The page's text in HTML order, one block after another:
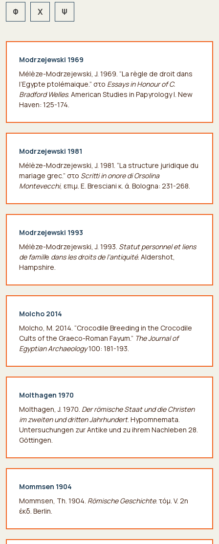
Φ Χ Ψ
Modrzejewski 1969
Mélèze-Modrzejewski, J. 1969. “La règle de droit dans
l’Egypte ptolémaique.” στο Essays in Honour of C.
Bradford Welles. American Studies in Papyrology I. New
Haven: 125-174.
Modrzejewski 1981
Mélèze-Modrzejewski, J. 1981. “La structure juridique du
mariage grec.” στο Scritti in onore di Orsolina
Montevecchi, επιμ. E. Bresciani κ. ά. Bologna: 231-268.
Modrzejewski 1993
Mélèze-Modrzejewski, J. 1993. Statut personnel et liens
de famille dans les droits de l’antiquité. Aldershot,
Hampshire.
Molcho 2014
Molcho, M. 2014. “Crocodile Breeding in the Crocodile
Cults of the Graeco-Roman Fayum.” The Journal of
Egyptian Archaeology100: 181-193.
Molthagen 1970
Molthagen, J. 1970. Der römische Staat und die Christen
im zweiten und dritten Jahrhundert. Hypomnemata.
Untersuchungen zur Antike und zu ihrem Nachleben 28.
Göttingen.
Mommsen 1904
Mommsen, Th. 1904. Römische Geschichte. τόμ. V. 2η
έκδ. Berlin.